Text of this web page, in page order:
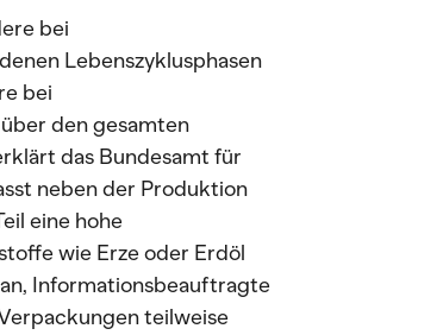
bei
Lebenszyklusphasen
bei
den gesamten
das Bundesamt für
neben der Produktion
eine hohe
wie Erze oder Erdöl
Informationsbeauftragte
teilweise